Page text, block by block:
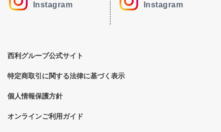
Instagram Instagram
西利グループ公式サイト
特定商取引に関する法律に基づく表示
個人情報保護方針
オンラインご利用ガイド